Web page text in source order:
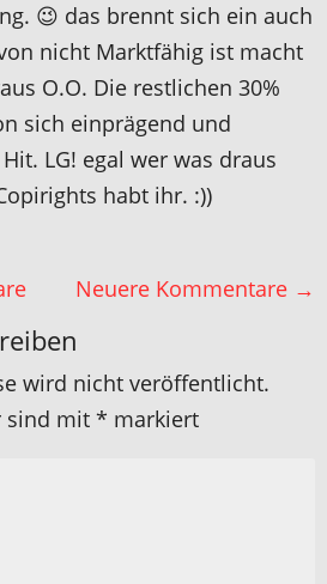
😉 das brennt sich ein auch
nicht Marktfähig ist macht
O.O. Die restlichen 30%
sich einprägend und
LG! egal wer was draus
habt ihr. :))
Neuere Kommentare →
wird nicht veröffentlicht.
sind mit * markiert